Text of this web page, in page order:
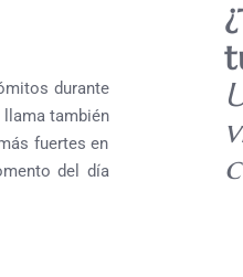
durante
llama también
fuertes en
del día